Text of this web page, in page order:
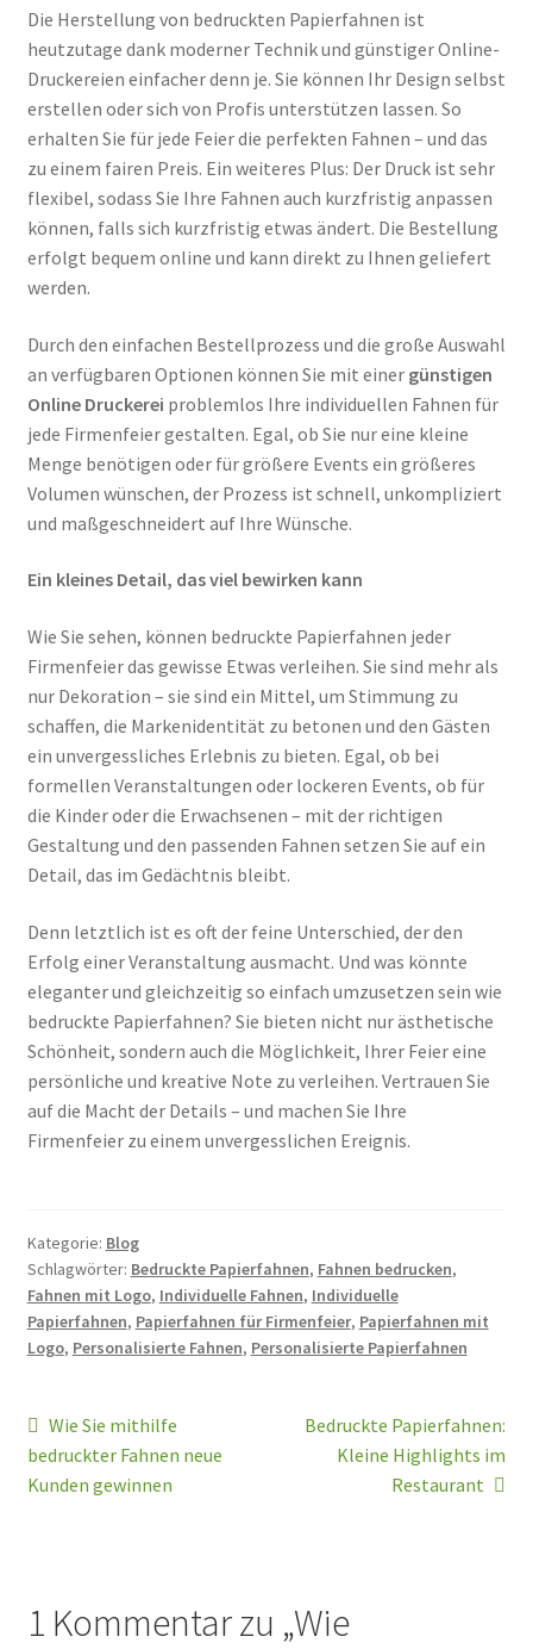
Die Herstellung von bedruckten Papierfahnen ist
heutzutage dank moderner Technik und günstiger Online-
Druckereien einfacher denn je. Sie können Ihr Design selbst
erstellen oder sich von Profis unterstützen lassen. So
erhalten Sie für jede Feier die perfekten Fahnen – und das
zu einem fairen Preis. Ein weiteres Plus: Der Druck ist sehr
flexibel, sodass Sie Ihre Fahnen auch kurzfristig anpassen
können, falls sich kurzfristig etwas ändert. Die Bestellung
erfolgt bequem online und kann direkt zu Ihnen geliefert
werden.
Durch den einfachen Bestellprozess und die große Auswahl
an verfügbaren Optionen können Sie mit einer günstigen
Online Druckerei problemlos Ihre individuellen Fahnen für
jede Firmenfeier gestalten. Egal, ob Sie nur eine kleine
Menge benötigen oder für größere Events ein größeres
Volumen wünschen, der Prozess ist schnell, unkompliziert
und maßgeschneidert auf Ihre Wünsche.
Ein kleines Detail, das viel bewirken kann
Wie Sie sehen, können bedruckte Papierfahnen jeder
Firmenfeier das gewisse Etwas verleihen. Sie sind mehr als
nur Dekoration – sie sind ein Mittel, um Stimmung zu
schaffen, die Markenidentität zu betonen und den Gästen
ein unvergessliches Erlebnis zu bieten. Egal, ob bei
formellen Veranstaltungen oder lockeren Events, ob für
die Kinder oder die Erwachsenen – mit der richtigen
Gestaltung und den passenden Fahnen setzen Sie auf ein
Detail, das im Gedächtnis bleibt.
Denn letztlich ist es oft der feine Unterschied, der den
Erfolg einer Veranstaltung ausmacht. Und was könnte
eleganter und gleichzeitig so einfach umzusetzen sein wie
bedruckte Papierfahnen? Sie bieten nicht nur ästhetische
Schönheit, sondern auch die Möglichkeit, Ihrer Feier eine
persönliche und kreative Note zu verleihen. Vertrauen Sie
auf die Macht der Details – und machen Sie Ihre
Firmenfeier zu einem unvergesslichen Ereignis.
Kategorie: Blog
Schlagwörter: Bedruckte Papierfahnen, Fahnen bedrucken,
Fahnen mit Logo, Individuelle Fahnen, Individuelle
Papierfahnen, Papierfahnen für Firmenfeier, Papierfahnen mit
Logo, Personalisierte Fahnen, Personalisierte Papierfahnen
Beitragsnavigation
Vorheriger
Beitrag:
Wie Sie mithilfe
bedruckter Fahnen neue
Kunden gewinnen
Nächster
Beitrag:
Bedruckte Papierfahnen:
Kleine Highlights im
Restaurant
1 Kommentar zu „Wie